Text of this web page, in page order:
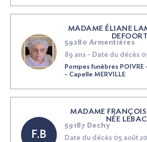
MADAME ÉLIANE
59280 Armentières
89 ans - Date du décès
Pompes funèbres
- Capelle MERVILLE
F.B
MADAME
NÉE
59187 Dechy
Date du décès 05 août